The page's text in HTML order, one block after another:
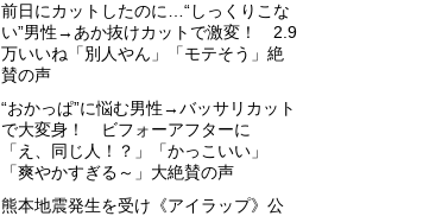
前日にカットしたのに…“しっくりこな
い”男性→あか抜けカットで激変！ 2.9
万いいね「別人やん」「モテそう」絶
賛の声
“おかっぱ”に悩む男性→バッサリカット
で大変身！ ビフォーアフターに
「え、同じ人！？」「かっこいい」
「爽やかすぎる～」大絶賛の声
熊本地震発生を受け《アイラップ》公